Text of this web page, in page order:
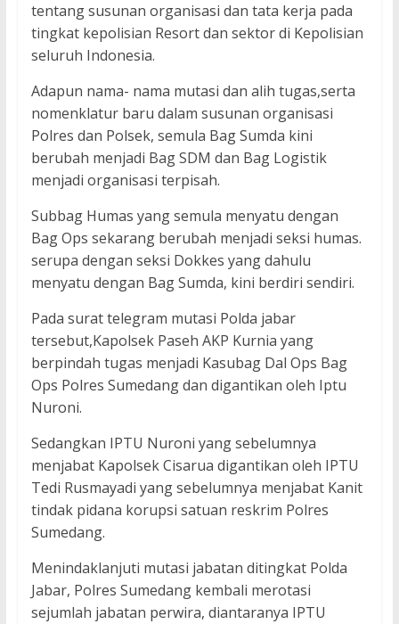
tentang susunan organisasi dan tata kerja pada
tingkat kepolisian Resort dan sektor di Kepolisian
seluruh Indonesia.
Adapun nama- nama mutasi dan alih tugas,serta
nomenklatur baru dalam susunan organisasi
Polres dan Polsek, semula Bag Sumda kini
berubah menjadi Bag SDM dan Bag Logistik
menjadi organisasi terpisah.
Subbag Humas yang semula menyatu dengan
Bag Ops sekarang berubah menjadi seksi humas.
serupa dengan seksi Dokkes yang dahulu
menyatu dengan Bag Sumda, kini berdiri sendiri.
Pada surat telegram mutasi Polda jabar
tersebut,Kapolsek Paseh AKP Kurnia yang
berpindah tugas menjadi Kasubag Dal Ops Bag
Ops Polres Sumedang dan digantikan oleh Iptu
Nuroni.
Sedangkan IPTU Nuroni yang sebelumnya
menjabat Kapolsek Cisarua digantikan oleh IPTU
Tedi Rusmayadi yang sebelumnya menjabat Kanit
tindak pidana korupsi satuan reskrim Polres
Sumedang.
Menindaklanjuti mutasi jabatan ditingkat Polda
Jabar, Polres Sumedang kembali merotasi
sejumlah jabatan perwira, diantaranya IPTU